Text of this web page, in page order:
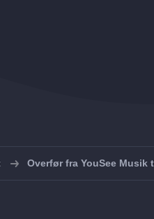
Overfør fra YouSee Musik